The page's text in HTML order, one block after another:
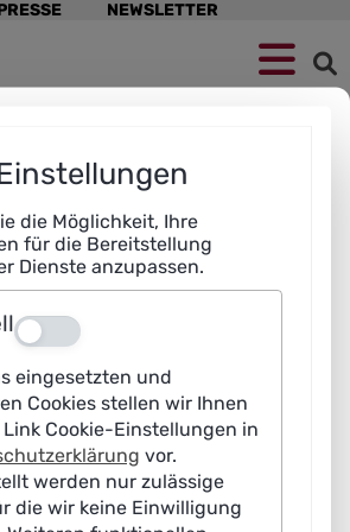
Navigation
überspringen
NEWSLETTER
die Möglichkeit, Ihre
für die Bereitstellung
Dienste anzupassen.
Aus
eingesetzten und
Cookies stellen wir Ihnen
Cookie-Einstellungen in
vor.
werden nur zulässige
die wir keine Einwilligung